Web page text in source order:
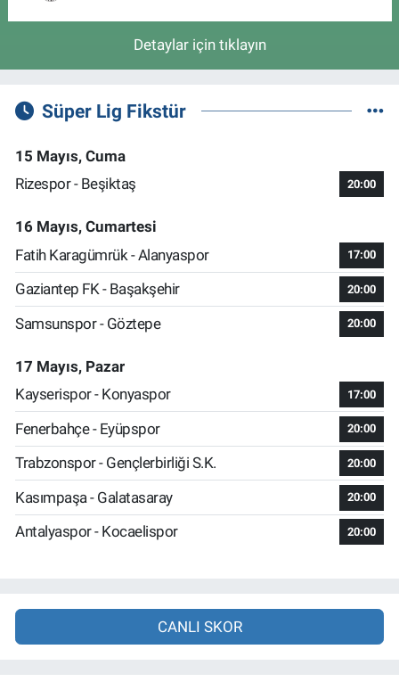
Detaylar için tıklayın
Süper Lig Fikstür
15 Mayıs, Cuma
Rizespor - Beşiktaş
20:00
16 Mayıs, Cumartesi
Fatih Karagümrük - Alanyaspor
17:00
Gaziantep FK - Başakşehir 20:00
Samsunspor - Göztepe 20:00
17 Mayıs, Pazar
Kayserispor - Konyaspor
17:00
Fenerbahçe - Eyüpspor 20:00
Trabzonspor - Gençlerbirliği S.K. 20:00
Kasımpaşa - Galatasaray 20:00
Antalyaspor - Kocaelispor 20:00
CANLI SKOR